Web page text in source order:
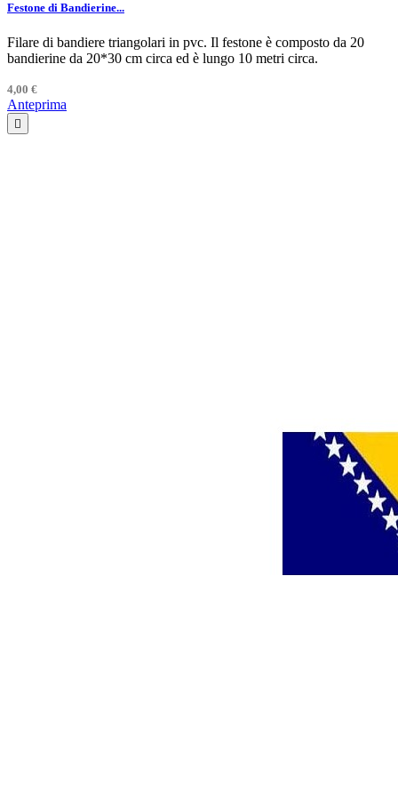
Festone di Bandierine...
Filare di bandiere triangolari in pvc. Il festone è composto da 20
bandierine da 20*30 cm circa ed è lungo 10 metri circa.
4,00 €
Anteprima
